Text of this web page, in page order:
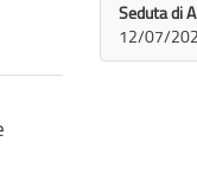
Seduta di
12/07/